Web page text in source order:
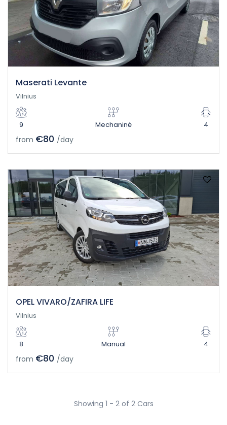
Maserati Levante
Vilnius
9 Mechaninė 4
from €80 /day
OPEL VIVARO/ZAFIRA LIFE
Vilnius
8 Manual 4
from €80 /day
Showing 1 - 2 of 2 Cars